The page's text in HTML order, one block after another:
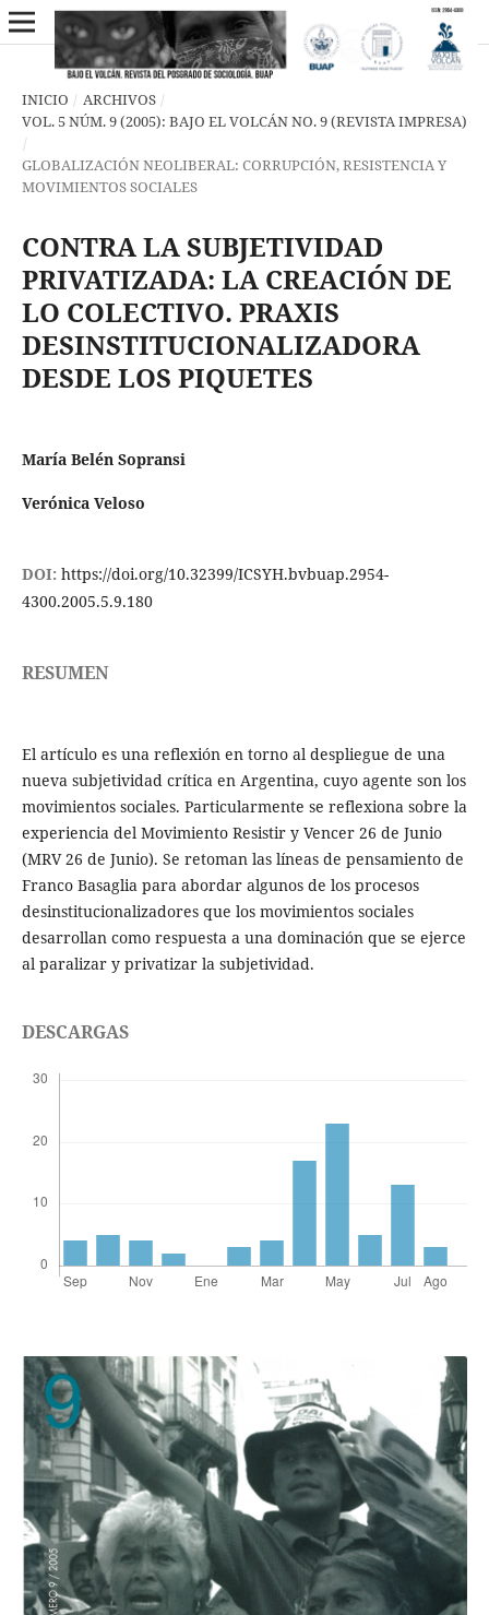
INICIO / ARCHIVOS /
VOL. 5 NÚM. 9 (2005): BAJO EL VOLCÁN NO. 9 (REVISTA IMPRESA)
/
GLOBALIZACIÓN NEOLIBERAL: CORRUPCIÓN, RESISTENCIA Y
MOVIMIENTOS SOCIALES
CONTRA LA SUBJETIVIDAD
PRIVATIZADA: LA CREACIÓN DE
LO COLECTIVO. PRAXIS
DESINSTITUCIONALIZADORA
DESDE LOS PIQUETES
María Belén Sopransi
Verónica Veloso
DOI: https://doi.org/10.32399/ICSYH.bvbuap.2954-
4300.2005.5.9.180
RESUMEN
El artículo es una reflexión en torno al despliegue de una
nueva subjetividad crítica en Argentina, cuyo agente son los
movimientos sociales. Particularmente se reflexiona sobre la
experiencia del Movimiento Resistir y Vencer 26 de Junio
(MRV 26 de Junio). Se retoman las líneas de pensamiento de
Franco Basaglia para abordar algunos de los procesos
desinstitucionalizadores que los movimientos sociales
desarrollan como respuesta a una dominación que se ejerce
al paralizar y privatizar la subjetividad.
DESCARGAS